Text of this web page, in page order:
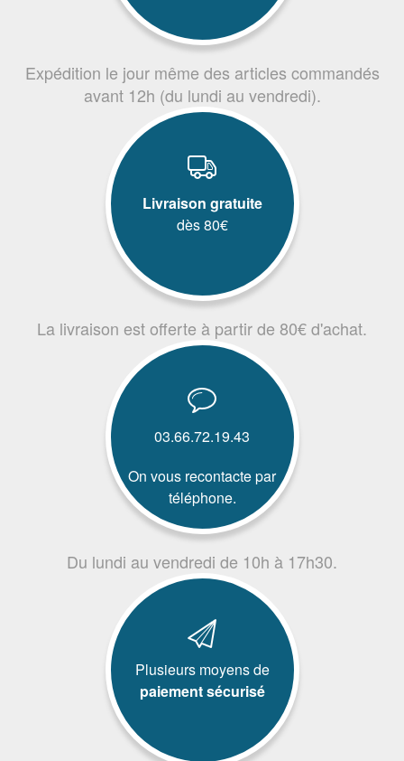
Expédition le jour même des articles commandés
avant 12h (du lundi au vendredi).
Livraison gratuite
dès 80€
La livraison est offerte à partir de 80€ d'achat.
03.66.72.19.43
On vous recontacte par
téléphone.
Du lundi au vendredi de 10h à 17h30.
Plusieurs moyens de
paiement sécurisé